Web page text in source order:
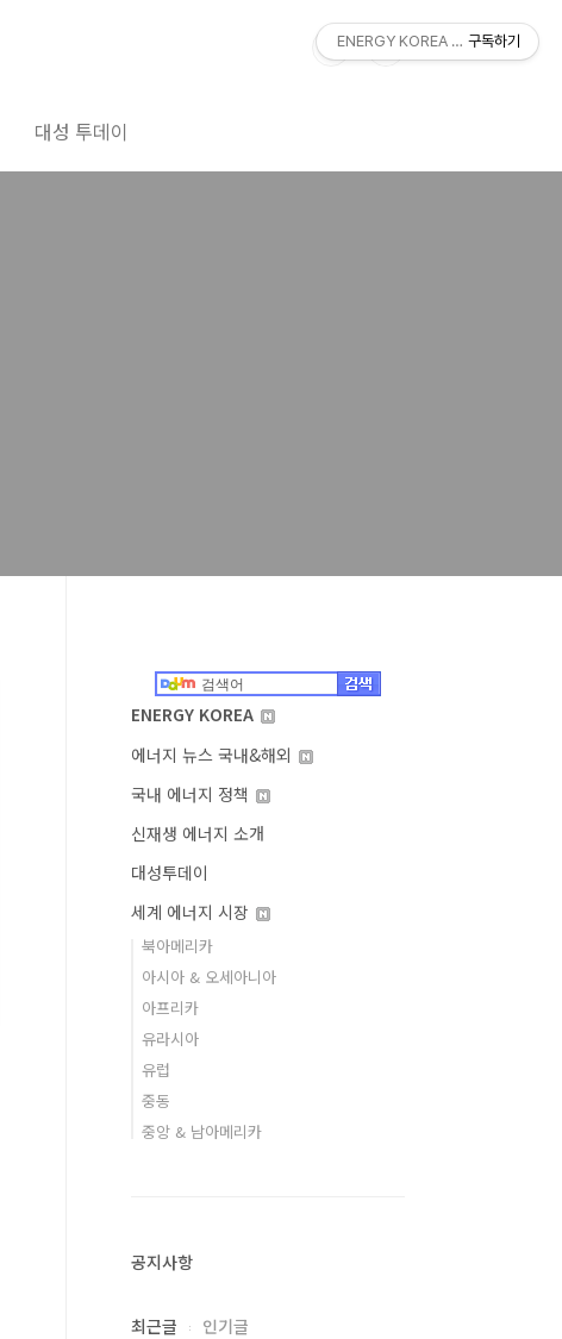
대성 투데이
ENERGY KOREA
에너지 뉴스 국내&해외
국내 에너지 정책
신재생 에너지 소개
대성투데이
세계 에너지 시장
북아메리카
아시아 & 오세아니아
아프리카
유라시아
유럽
중동
중앙 & 남아메리카
공지사항
최근글 인기글
ENERGY KOREA With DAESUNG
구독하기